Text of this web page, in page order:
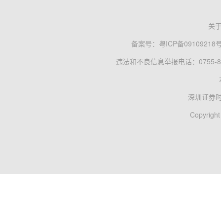
关
备案号： 粤ICP备09109218
违法和不良信息举报电话：0755-
深圳证券